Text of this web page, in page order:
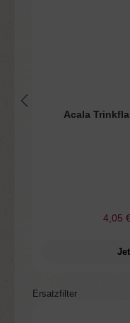
Acala
4,05
Produktgalerie
Ersatzfilter